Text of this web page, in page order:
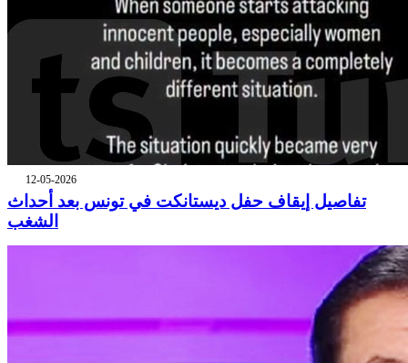
12-05-2026
تفاصيل إيقاف حفل ديستانكت في تونس بعد أحداث
الشغب